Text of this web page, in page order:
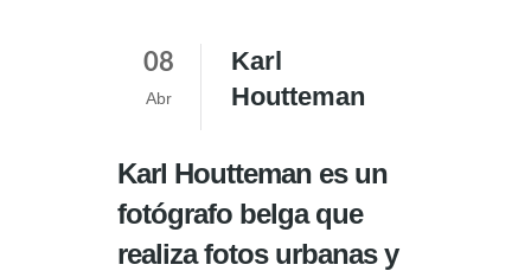
08
Abr
Karl
Houtteman
Karl Houtteman es un
fotógrafo belga que
realiza fotos urbanas y